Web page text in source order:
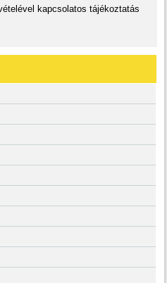
kapcsolatos tájékoztatás